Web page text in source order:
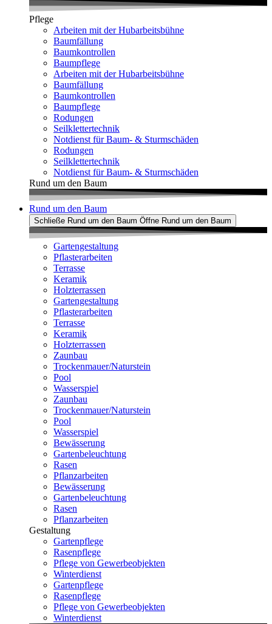
Pflege
Arbeiten mit der Hubarbeitsbühne
Baumfällung
Baumkontrollen
Baumpflege
Arbeiten mit der Hubarbeitsbühne
Baumfällung
Baumkontrollen
Baumpflege
Rodungen
Seilklettertechnik
Notdienst für Baum- & Sturmschäden
Rodungen
Seilklettertechnik
Notdienst für Baum- & Sturmschäden
Rund um den Baum
Rund um den Baum
Schließe Rund um den Baum Öffne Rund um den Baum
Gartengestaltung
Pflasterarbeiten
Terrasse
Keramik
Holzterrassen
Gartengestaltung
Pflasterarbeiten
Terrasse
Keramik
Holzterrassen
Zaunbau
Trockenmauer/Naturstein
Pool
Wasserspiel
Zaunbau
Trockenmauer/Naturstein
Pool
Wasserspiel
Bewässerung
Gartenbeleuchtung
Rasen
Pflanzarbeiten
Bewässerung
Gartenbeleuchtung
Rasen
Pflanzarbeiten
Gestaltung
Gartenpflege
Rasenpflege
Pflege von Gewerbeobjekten
Winterdienst
Gartenpflege
Rasenpflege
Pflege von Gewerbeobjekten
Winterdienst